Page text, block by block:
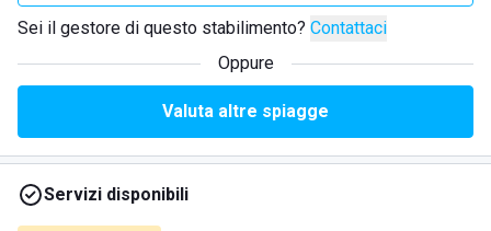
Sei il gestore di questo stabilimento? Contattaci
Oppure
Valuta altre spiagge
Servizi disponibili